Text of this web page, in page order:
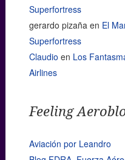
Superfortress
gerardo pizaña en El
Superfortress
Claudio en Los
Airlines
Feeling
Aviación por Leandro